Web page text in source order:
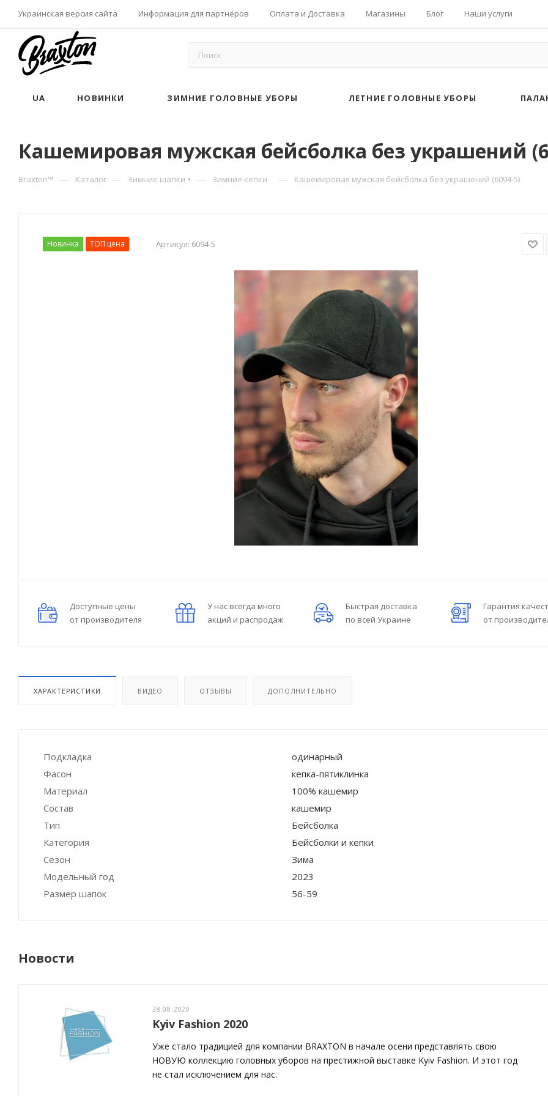
Украинская версия сайта Информация для партнёров Оплата и Доставка Магазины Блог Наши услуги
UA НОВИНКИ ЗИМНИЕ ГОЛОВНЫЕ УБОРЫ ЛЕТНИЕ ГОЛОВНЫЕ УБОРЫ
Кашемировая мужская бейсболка без украшений
Braxton™ — Каталог — Зимние шапки — Зимние кепки — Кашемировая мужская бейсболка без украшений (6094-5)
Новинка ТОП цена Артикул: 6094-5
Доступные цены
от производителя
У нас всегда много
акций и распродаж
Быстрая доставка
по всей Украине
Гарантия
от
ХАРАКТЕРИСТИКИ ВИДЕО ОТЗЫВЫ ДОПОЛНИТЕЛЬНО
Подкладка
одинарный
Фасон
кепка-пятиклинка
Материал
100% кашемир
Состав
кашемир
Тип
Бейсболка
Категория
Бейсболки и кепки
Сезон
Зима
Модельный год
2023
Размер шапок
56-59
Новости
28.08.2020
Kyiv Fashion 2020
Уже стало традицией для компании BRAXTON в начале осени представлять свою
НОВУЮ коллекцию головных уборов на престижной выставке Kyiv Fashion. И этот год
не стал исключением для нас.